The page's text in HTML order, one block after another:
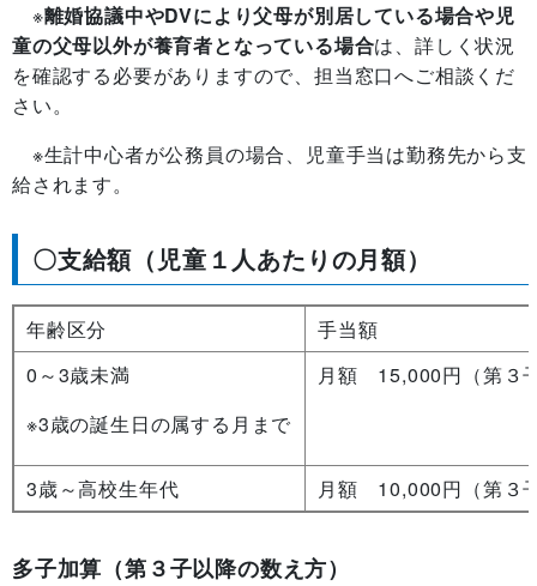
※離婚協議中やDVにより父母が別居している場合や児
童の父母以外が養育者となっている場合は、詳しく状況
を確認する必要がありますので、担当窓口へご相談くだ
さい。
※生計中心者が公務員の場合、児童手当は勤務先から支
給されます。
〇支給額（児童１人あたりの月額）
年齢区分
手当額
0～3歳未満
※3歳の誕生日の属する月まで
月額 15,000円（第３
3歳～高校生年代 月額 10,000円（第３
多子加算（第３子以降の数え方）